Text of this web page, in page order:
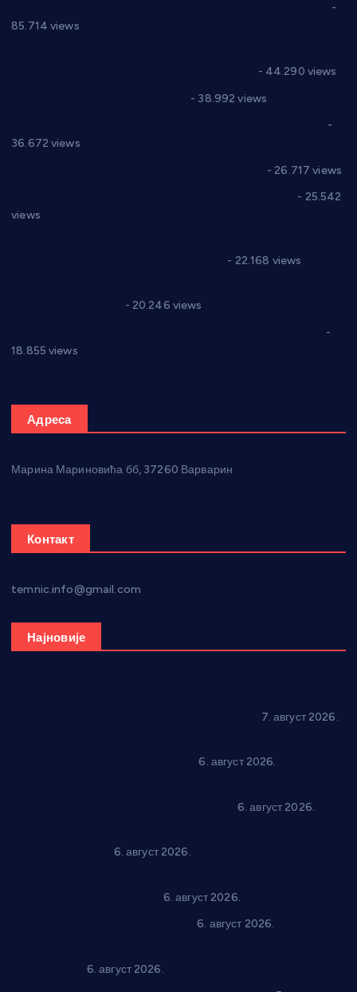
-
85.714 views
- 44.290 views
- 38.992 views
-
36.672 views
- 26.717 views
- 25.542
views
- 22.168 views
- 20.246 views
-
18.855 views
Адреса
Марина Мариновића бб, 37260 Варварин
Контакт
temnic.info@gmail.com
Најновије
7. август 2026.
6. август 2026.
6. август 2026.
6. август 2026.
6. август 2026.
6. август 2026.
6. август 2026.